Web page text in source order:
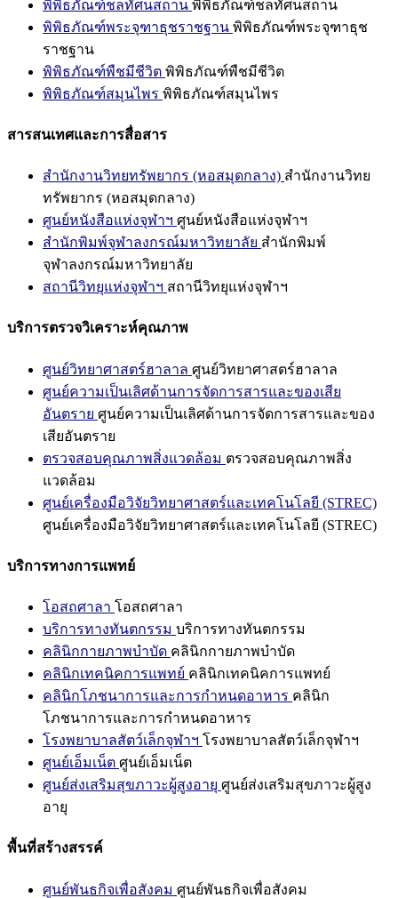
พิพิธภัณฑ์ชลทัศนสถาน พิพิธภัณฑ์ชลทัศนสถาน
พิพิธภัณฑ์พระจุฑาธุชราชฐาน พิพิธภัณฑ์พระจุฑาธุช
ราชฐาน
พิพิธภัณฑ์พืชมีชีวิต พิพิธภัณฑ์พืชมีชีวิต
พิพิธภัณฑ์สมุนไพร พิพิธภัณฑ์สมุนไพร
สารสนเทศและการสื่อสาร
สำนักงานวิทยทรัพยากร (หอสมุดกลาง) สำนักงานวิทย
ทรัพยากร (หอสมุดกลาง)
ศูนย์หนังสือแห่งจุฬาฯ ศูนย์หนังสือแห่งจุฬาฯ
สำนักพิมพ์จุฬาลงกรณ์มหาวิทยาลัย สำนักพิมพ์
จุฬาลงกรณ์มหาวิทยาลัย
สถานีวิทยุแห่งจุฬาฯ สถานีวิทยุแห่งจุฬาฯ
บริการตรวจวิเคราะห์คุณภาพ
ศูนย์วิทยาศาสตร์ฮาลาล ศูนย์วิทยาศาสตร์ฮาลาล
ศูนย์ความเป็นเลิศด้านการจัดการสารและของเสีย
อันตราย ศูนย์ความเป็นเลิศด้านการจัดการสารและของ
เสียอันตราย
ตรวจสอบคุณภาพสิ่งแวดล้อม ตรวจสอบคุณภาพสิ่ง
แวดล้อม
ศูนย์เครื่องมือวิจัยวิทยาศาสตร์และเทคโนโลยี (STREC)
ศูนย์เครื่องมือวิจัยวิทยาศาสตร์และเทคโนโลยี (STREC)
บริการทางการแพทย์
โอสถศาลา โอสถศาลา
บริการทางทันตกรรม บริการทางทันตกรรม
คลินิกกายภาพบำบัด คลินิกกายภาพบำบัด
คลินิกเทคนิคการแพทย์ คลินิกเทคนิคการแพทย์
คลินิกโภชนาการและการกำหนดอาหาร คลินิก
โภชนาการและการกำหนดอาหาร
โรงพยาบาลสัตว์เล็กจุฬาฯ โรงพยาบาลสัตว์เล็กจุฬาฯ
ศูนย์เอ็มเน็ต ศูนย์เอ็มเน็ต
ศูนย์ส่งเสริมสุขภาวะผู้สูงอายุ ศูนย์ส่งเสริมสุขภาวะผู้สูง
อายุ
พื้นที่สร้างสรรค์
ศูนย์พันธกิจเพื่อสังคม ศูนย์พันธกิจเพื่อสังคม